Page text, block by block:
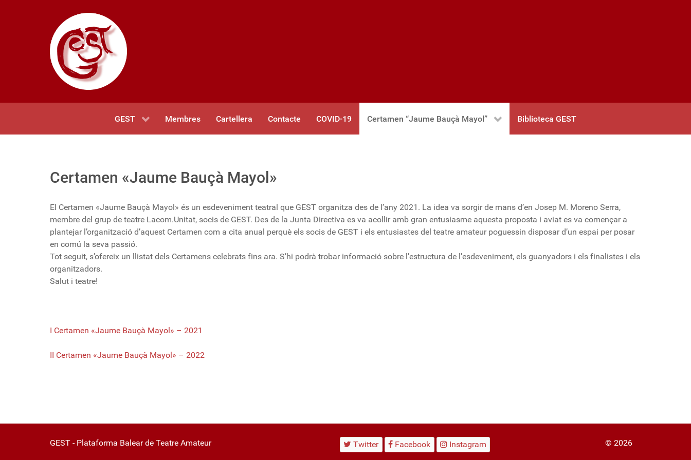
GEST Membres Cartellera Contacte COVID-19 Certamen “Jaume Bauçà Mayol” Biblioteca GEST
Certamen «Jaume Bauçà Mayol»
El Certamen «Jaume Bauçà Mayol» és un esdeveniment teatral que GEST organitza des de l’any 2021. La idea va sorgir de mans d’en Josep M. Moreno Serra,
membre del grup de teatre Lacom.Unitat, socis de GEST. Des de la Junta Directiva es va acollir amb gran entusiasme aquesta proposta i aviat es va començar a
plantejar l’organització d’aquest Certamen com a cita anual perquè els socis de GEST i els entusiastes del teatre amateur poguessin disposar d’un espai per posar
en comú la seva passió.
Tot seguit, s’ofereix un llistat dels Certamens celebrats fins ara. S’hi podrà trobar informació sobre l’estructura de l’esdeveniment, els guanyadors i els finalistes i els
organitzadors.
Salut i teatre!
I Certamen «Jaume Bauçà Mayol» – 2021
II Certamen «Jaume Bauçà Mayol» – 2022
GEST - Plataforma Balear de Teatre Amateur Twitter Facebook Instagram © 2026